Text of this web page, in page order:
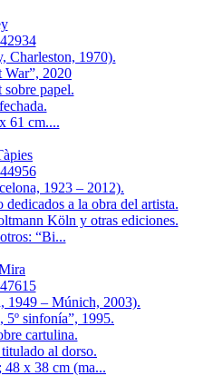
Charleston, 1970).
2020
papel.
61 cm....
1923 – 2012).
a la obra del artista.
Köln y otras ediciones.
“Bi...
– Múnich, 2003).
5º sinfonía”, 1995.
cartulina.
al dorso.
48 x 38 cm (ma...